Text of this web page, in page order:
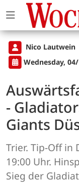
Nico Lautwein
Wednesday,
-
Giants
Trier. Tip-Off in
19:00 Uhr.
Sieg der